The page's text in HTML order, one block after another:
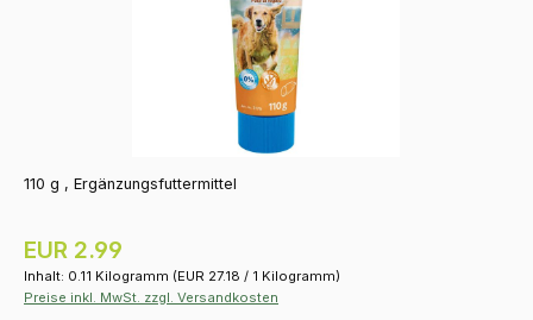
110 g , Ergänzungsfuttermittel
Regulärer Preis:
EUR 2.99
Inhalt: 0.11 Kilogramm (EUR 27.18 / 1 Kilogramm)
Preise inkl. MwSt. zzgl. Versandkosten